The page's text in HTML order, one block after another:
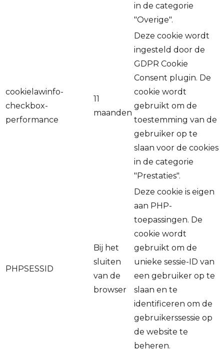
in de categorie
"Overige".
cookielawinfo-
checkbox-
performance
11
maanden
Deze cookie wordt
ingesteld door de
GDPR Cookie
Consent plugin. De
cookie wordt
gebruikt om de
toestemming van de
gebruiker op te
slaan voor de cookies
in de categorie
"Prestaties".
PHPSESSID
Bij het
sluiten
van de
browser
Deze cookie is eigen
aan PHP-
toepassingen. De
cookie wordt
gebruikt om de
unieke sessie-ID van
een gebruiker op te
slaan en te
identificeren om de
gebruikerssessie op
de website te
beheren.